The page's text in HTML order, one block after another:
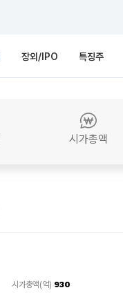
장외/IPO 특징주
시가총액
시가총액(억) 930